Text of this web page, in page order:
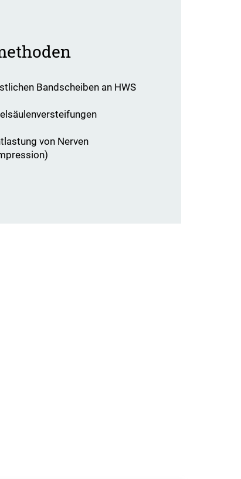
Bandscheiben an HWS
von Nerven